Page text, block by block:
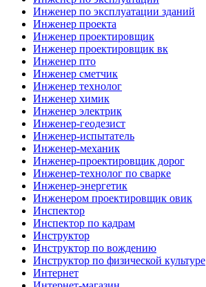
Инженер по эксплуатации зданий
Инженер проекта
Инженер проектировщик
Инженер проектировщик вк
Инженер пто
Инженер сметчик
Инженер технолог
Инженер химик
Инженер электрик
Инженер-геодезист
Инженер-испытатель
Инженер-механик
Инженер-проектировщик дорог
Инженер-технолог по сварке
Инженер-энергетик
Инженером проектировщик овик
Инспектор
Инспектор по кадрам
Инструктор
Инструктор по вождению
Инструктор по физической культуре
Интернет